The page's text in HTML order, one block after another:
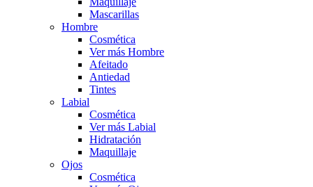
Mascarillas
Hombre
Cosmética
Ver más Hombre
Afeitado
Antiedad
Tintes
Labial
Cosmética
Ver más Labial
Hidratación
Maquillaje
Ojos
Cosmética